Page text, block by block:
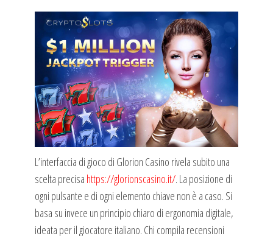
L’interfaccia di gioco di Glorion Casino rivela subito una
scelta precisa https://glorionscasino.it/. La posizione di
ogni pulsante e di ogni elemento chiave non è a caso. Si
basa su invece un principio chiaro di ergonomia digitale,
ideata per il giocatore italiano. Chi compila recensioni